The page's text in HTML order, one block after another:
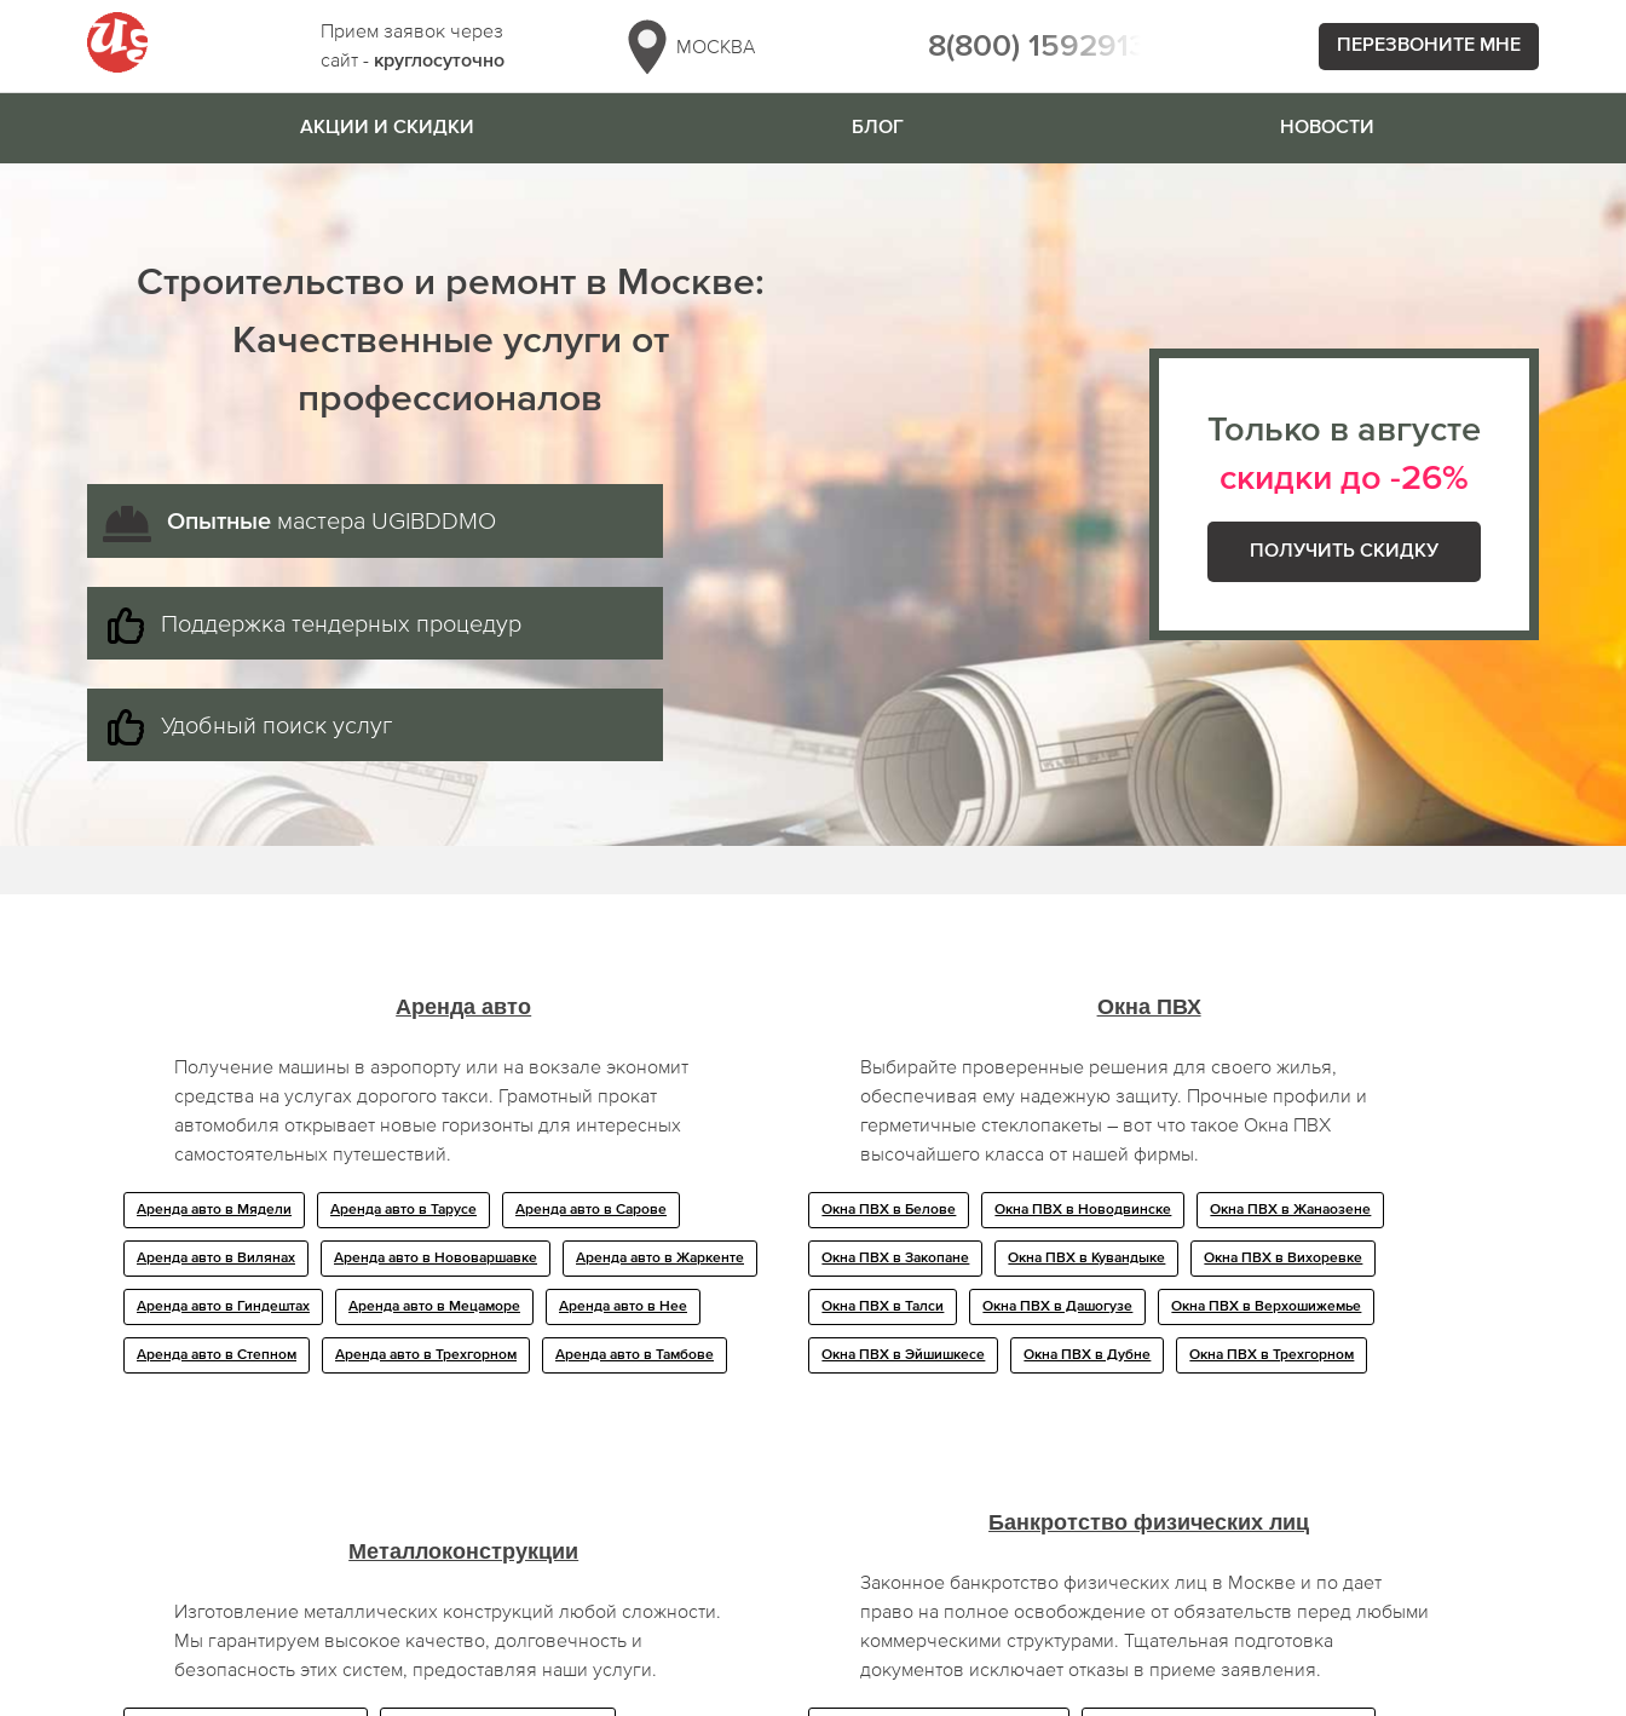
Прием заявок через
сайт - круглосуточно
МОСКВА 8(800) 1592913 ПЕРЕЗВОНИТЕ МНЕ
АКЦИИ И СКИДКИ БЛОГ НОВОСТИ
Строительство и ремонт в Москве:
Качественные услуги от
профессионалов
Опытные мастера UGIBDDMO
Поддержка тендерных процедур
Удобный поиск услуг
Только в августе
скидки до -26%
ПОЛУЧИТЬ СКИДКУ
Аренда авто
Получение машины в аэропорту или на вокзале экономит
средства на услугах дорогого такси. Грамотный прокат
автомобиля открывает новые горизонты для интересных
самостоятельных путешествий.
Аренда авто в Мядели Аренда авто в Тарусе Аренда авто в Сарове
Аренда авто в Вилянах Аренда авто в Нововаршавке Аренда авто в Жаркенте
Аренда авто в Гиндештах Аренда авто в Мецаморе Аренда авто в Нее
Аренда авто в Степном Аренда авто в Трехгорном Аренда авто в Тамбове
Окна ПВХ
Выбирайте проверенные решения для своего жилья,
обеспечивая ему надежную защиту. Прочные профили и
герметичные стеклопакеты – вот что такое Окна ПВХ
высочайшего класса от нашей фирмы.
Окна ПВХ в Белове Окна ПВХ в Новодвинске Окна ПВХ в Жанаозене
Окна ПВХ в Закопане Окна ПВХ в Кувандыке Окна ПВХ в Вихоревке
Окна ПВХ в Талси Окна ПВХ в Дашогузе Окна ПВХ в Верхошижемье
Окна ПВХ в Эйшишкесе Окна ПВХ в Дубне Окна ПВХ в Трехгорном
Металлоконструкции
Изготовление металлических конструкций любой сложности.
Мы гарантируем высокое качество, долговечность и
безопасность этих систем, предоставляя наши услуги.
Банкротство физических лиц
Законное банкротство физических лиц в Москве и по дает
право на полное освобождение от обязательств перед любыми
коммерческими структурами. Тщательная подготовка
документов исключает отказы в приеме заявления.